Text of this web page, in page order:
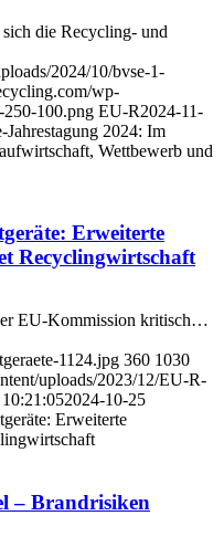
die Recycling- und
2024/10/bvse-1-
wp-
100.png EU-R2024-11-
Jahrestagung 2024: Im
Wettbewerb und
Erweiterte
Recyclingwirtschaft
EU-Kommission kritisch…
1124.jpg 360 1030
uploads/2023/12/EU-R-
2024-10-25
Erweiterte
– Brandrisiken